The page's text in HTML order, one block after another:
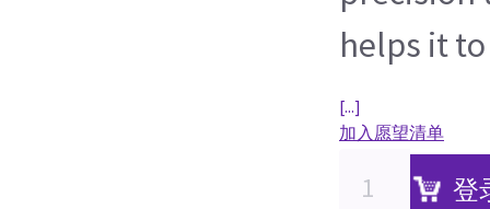
helps it
[...]
加入愿望清单
登